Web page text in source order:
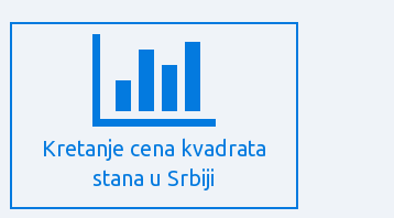
Kretanje cena kvadrata
stana u Srbiji